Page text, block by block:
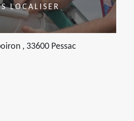
LOCALISER
, 33600 Pessac